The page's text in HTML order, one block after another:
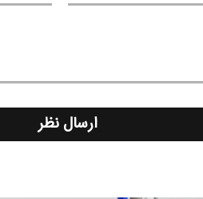
ارسال نظر